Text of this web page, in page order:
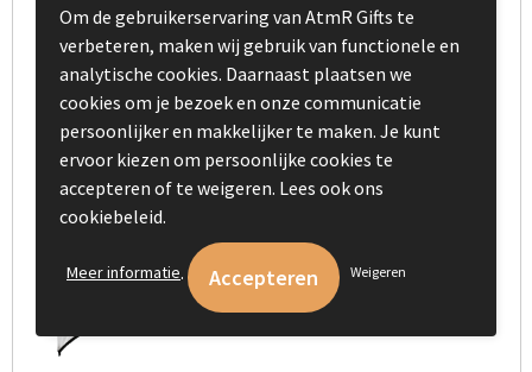
Om de gebruikerservaring van AtmR Gifts te
verbeteren, maken wij gebruik van functionele en
analytische cookies. Daarnaast plaatsen we
cookies om je bezoek en onze communicatie
persoonlijker en makkelijker te maken. Je kunt
ervoor kiezen om persoonlijke cookies te
accepteren of te weigeren. Lees ook ons
cookiebeleid.
Meer informatie. Weigeren